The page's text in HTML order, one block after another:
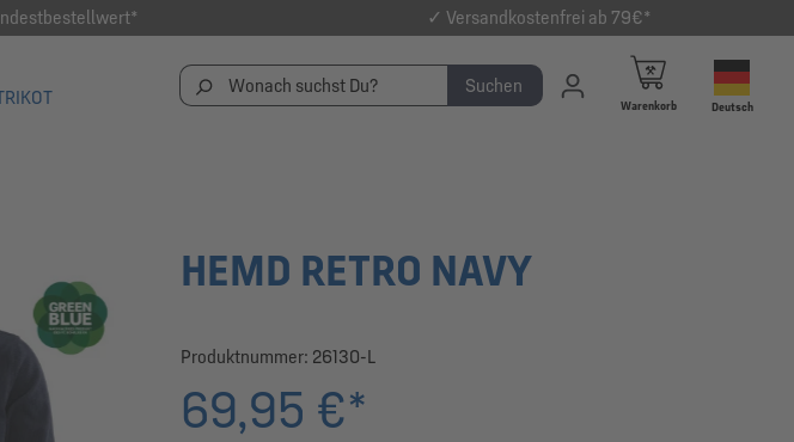
✓ Versandkostenfrei ab 79€*
Suchen
Warenkorb Deutsch
HEMD RETRO NAVY
Produktnummer: 26130-L
69,95 €*